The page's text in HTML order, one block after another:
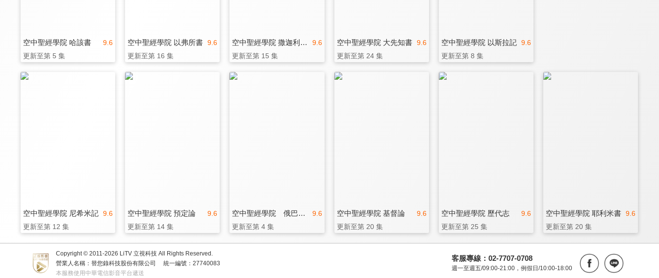
9.6
空中聖經學院 哈該書
更新至第 5 集
9.6
空中聖經學院 以弗所書
更新至第 16 集
9.6
空中聖經學院 撒迦利亞書
更新至第 15 集
9.6
空中聖經學院 大先知書
更新至第 24 集
9.6
空中聖經學院 以斯拉記
更新至第 8 集
9.6
空中聖經學院 尼希米記
更新至第 12 集
9.6
空中聖經學院 預定論
更新至第 14 集
9.6
空中聖經學院 俄巴底亞書
更新至第 4 集
9.6
空中聖經學院 基督論
更新至第 20 集
9.6
空中聖經學院 歷代志
更新至第 25 集
9.6
空中聖經學院 耶利米書
更新至第 20 集
Copyright © 2011-2026 LiTV 立視科技 All Rights Reserved.
營業人名稱：替您錄科技股份有限公司
統一編號：27740083
本服務使用中華電信影音平台遞送
客服專線：02-7707-0708
週一至週五/09:00-21:00，例假日/10:00-18:00